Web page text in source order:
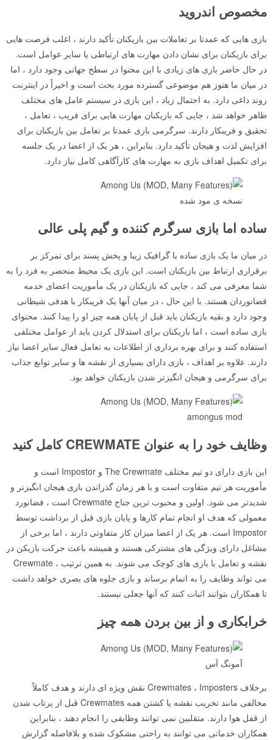
مخصوص اندروید
بازی هایی که عمدتا بر تعاملات بین بازیکنان تأکید دارند ، اغلب فرصت هایی
برای بازیکنان برای نشان دادن مهارت های ارتباطی یا سایر عوامل است.
در حال حاضر بازی های زیادی با این محتوا در سطح جهانی وجود دارد ، اما
در میان ما هنوز هم موضوعی گسترده مورد بحث است و اخیراً در اینترنت
روند داغی دارد. به احتمال زیاد ، این بازی در سیستم عامل های مختلف
ظاهر خواهد شد ، جایی که بازیکنان مهارت هایی برای فریب ، تعامل ،
تحقیق و فریبکار دارند. سرگرمی بازی عمدتا بر تعامل بین بازیکنان برای
افزایش لذت و هیجان تأکید دارد. بنابراین ، هر یک از اعضا در یک جلسه
برای تکمیل اهداف بازی به مهارت های کارآگاهی کامل نیاز دارد.
نسخه ی مود شده
ساده اما بازی سرگرم کننده و گیم پلی عالی
در میان ما یک بازی ساده با گرافیک زیبا و پخش پسند برای تمرکز بر
برقراری ارتباط بین بازیکنان است. این بازی یک محیط منحصر به فرد را به
شما معرفی می کند ، جایی که بازیکنان در یک مأموریت اعضای خدمه
فضانوردان هستند. با این حال ، در میان آنها یک فریبکار با هدفی شیطانی
وجود دارد و بقیه بازیکنان باید قبل از پایان همه چیز او را پیدا کنند. محتوای
بازی ساده است ، اما بازیکنان برای استدلال کردن باید از عوامل مختلفی
استفاده کنند و برای بهره برداری از اطلاعات به تعامل فعال سایر اعضا نیاز
دارند. علاوه بر اهداف ، بازی دارای بسیاری از نقشه ها و سایر توابع جذاب
برای سرگرمی و هیجان انگیزتر شدن بازیکنان خواهد بود.
amongus mod
وظایف خود را به عنوان CREWMATE کامل کنید
این بازی دارای دو تیم مختلف The Crewmate و Impostor است و
مأموریت هر تیم متفاوت است و با هر زمان گذراندن بازی هیجان انگیزتر و
شدیدتر می شود. اولین و محبوب ترین جناح Crewmate است ، فضانورد
معمولی که هدف او انجام تمام کارها و پایان بازی قبل از برداشت توسط
Impostor است. هر یک از اعضا میزان کار متفاوتی دارند ، اما برخی از
مشاغل دارای ویژگی های مشترکی هستند و همیشه باعث حرکت بازیکن در
نقشه و تعامل با بازی های کوچک می شوند. به همین ترتیب ، Crewmate
می تواند وظایف را به اتمام برساند و بازی جلوه های بصری خواهد داشت
تا همكاران بتوانند اثبات كنند كه آنها جعلی نیستند.
خرابکاری و از بین بردن همه چیز
آمونگ آس
برخلاف Crewmates ، Imposters نقش ویژه ای دارند و هدف کاملاً
مخالفی مانند تخریب نقشه یا کشتن همه Crewmates قبل از پرتاب شدن
از قفل هوا دارند. متقلبین نمی توانند وظایفی را انجام دهند ، بنابراین
همکاران خدماتی می توانند به راحتی مشکوک شده و بلافاصله گزارش